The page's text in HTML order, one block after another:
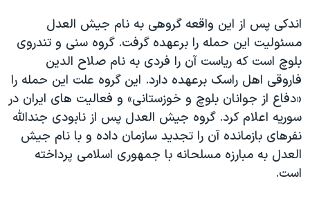
اندکی پس از این واقعه گروهی به نام جیش العدل
مسئولیت این حمله را برعهده گرفت. گروه سنی و تندروی
بلوچ است که ریاست آن را فردی به نام صلاح الدین
فاروقی اهل راسک برعهده دارد. این گروه علت این حمله را
«دفاع از جوانان بلوچ و خوزستانی» و فعالیت های ایران در
سوریه اعلام کرد. گروه جیش العدل پس از نابودی جندالله
نفرهای بازمانده آن را تجدید سازمان داده و با نام جیش
العدل به مبارزه مسلحانه با جمهوری اسلامی پرداخته
است.